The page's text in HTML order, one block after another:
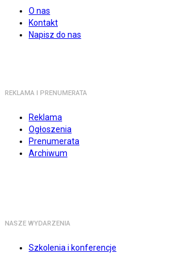
O nas
Kontakt
Napisz do nas
REKLAMA I PRENUMERATA
Reklama
Ogłoszenia
Prenumerata
Archiwum
NASZE WYDARZENIA
Szkolenia i konferencje